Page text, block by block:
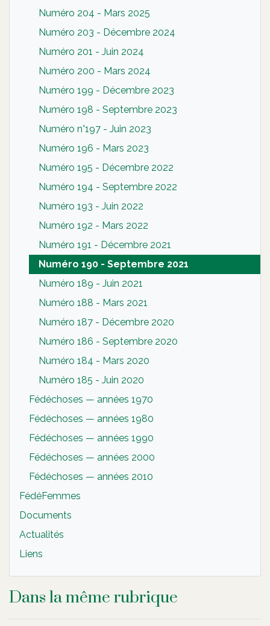
Numéro 204 - Mars 2025
Numéro 203 - Décembre 2024
Numéro 201 - Juin 2024
Numéro 200 - Mars 2024
Numéro 199 - Décembre 2023
Numéro 198 - Septembre 2023
Numéro n°197 - Juin 2023
Numéro 196 - Mars 2023
Numéro 195 - Décembre 2022
Numéro 194 - Septembre 2022
Numéro 193 - Juin 2022
Numéro 192 - Mars 2022
Numéro 191 - Décembre 2021
Numéro 190 - Septembre 2021
Numéro 189 - Juin 2021
Numéro 188 - Mars 2021
Numéro 187 - Décembre 2020
Numéro 186 - Septembre 2020
Numéro 184 - Mars 2020
Numéro 185 - Juin 2020
Fédéchoses — années 1970
Fédéchoses — années 1980
Fédéchoses — années 1990
Fédéchoses — années 2000
Fédéchoses — années 2010
FédéFemmes
Documents
Actualités
Liens
Dans la même rubrique